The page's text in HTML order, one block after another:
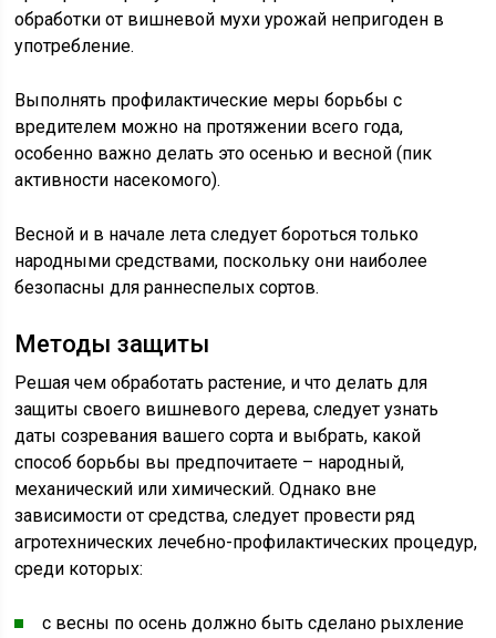
обработки от вишневой мухи урожай непригоден в
употребление.
Выполнять профилактические меры борьбы с
вредителем можно на протяжении всего года,
особенно важно делать это осенью и весной (пик
активности насекомого).
Весной и в начале лета следует бороться только
народными средствами, поскольку они наиболее
безопасны для раннеспелых сортов.
Методы защиты
Решая чем обработать растение, и что делать для
защиты своего вишневого дерева, следует узнать
даты созревания вашего сорта и выбрать, какой
способ борьбы вы предпочитаете – народный,
механический или химический. Однако вне
зависимости от средства, следует провести ряд
агротехнических лечебно-профилактических процедур,
среди которых:
с весны по осень должно быть сделано рыхление